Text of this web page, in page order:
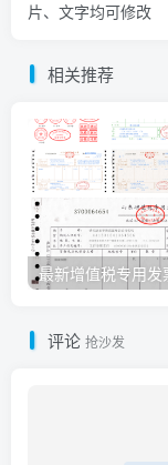
片、文字均可修改
相关推荐
评论 抢沙发